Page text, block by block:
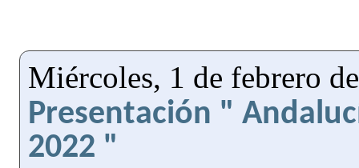
Miércoles, 1 de febrero
Presentación "
2022 "